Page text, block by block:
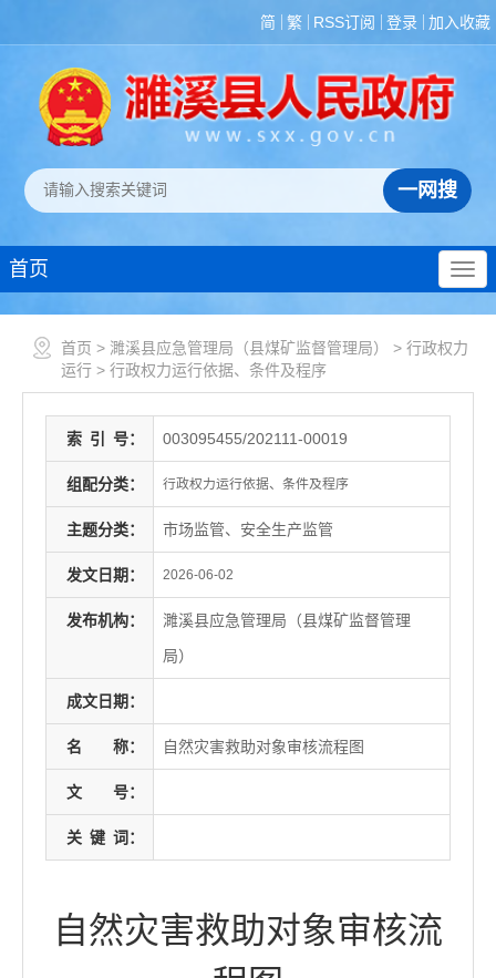
简 繁 RSS订阅 登录 加入收藏
首页
首页 > 濉溪县应急管理局（县煤矿监督管理局） > 行政权力
运行 > 行政权力运行依据、条件及程序
索 引 号： 003095455/202111-00019
组配分类： 行政权力运行依据、条件及程序
主题分类： 市场监管、安全生产监管
发文日期： 2026-06-02
发布机构：
濉溪县应急管理局（县煤矿监督管理
局）
成文日期：
名 称： 自然灾害救助对象审核流程图
文 号：
关 键 词：
自然灾害救助对象审核流